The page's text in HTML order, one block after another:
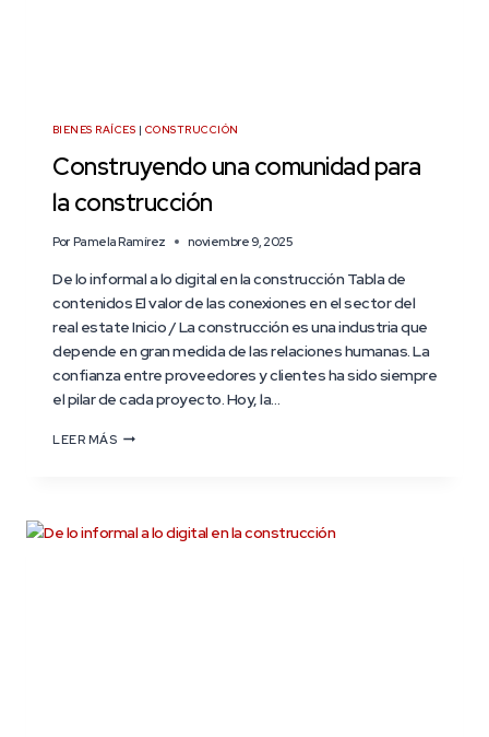
BIENES RAÍCES | CONSTRUCCIÓN
Construyendo una comunidad para
la construcción
Por Pamela Ramírez noviembre 9, 2025
De lo informal a lo digital en la construcción Tabla de
contenidos El valor de las conexiones en el sector del
real estate Inicio / La construcción es una industria que
depende en gran medida de las relaciones humanas. La
confianza entre proveedores y clientes ha sido siempre
el pilar de cada proyecto. Hoy, la…
LEER MÁS